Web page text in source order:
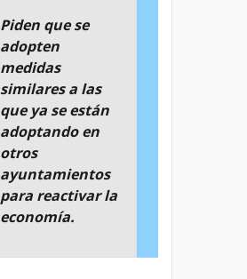
Piden que se
adopten
medidas
similares a las
que ya se están
adoptando en
otros
ayuntamientos
para reactivar la
economía.